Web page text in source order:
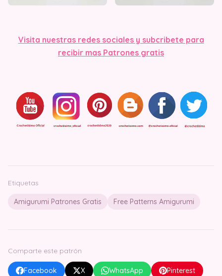
Visita nuestras redes sociales y subcribete para
recibir mas Patrones gratis
Etiquetas
Amigurumi Patrones Gratis Free Patterns Amigurumi
Comparte este patrón
Facebook X WhatsApp Pinterest